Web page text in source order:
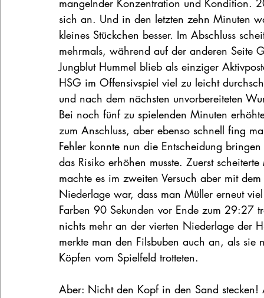
mangelnder Konzentration und
sich an. Und in den letzten zehn Minuten
kleines Stückchen besser. Im Abschluss
mehrmals, während auf der anderen
Jungblut Hummel blieb als einziger
HSG im Offensivspiel viel zu leicht
und nach dem nächsten unvorbereiteten
Bei noch fünf zu spielenden Minuten
zum Anschluss, aber ebenso schnell fing
Fehler konnte nun die Entscheidung
das Risiko erhöhen musste. Zuerst
machte es im zweiten Versuch aber mit
Niederlage war, dass man Müller erneut
Farben 90 Sekunden vor Ende zum 29:27
nichts mehr an der vierten Niederlage der
merkte man den Filsbuben auch an, als
Köpfen vom Spielfeld trotteten.
Aber: Nicht den Kopf in den Sand stecken!